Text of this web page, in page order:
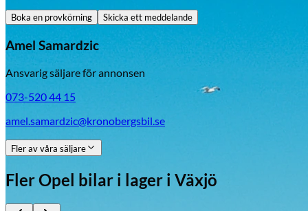
MopedbilPickupTransportbilPersonbil
Visa alla fordon
Boka en provkörning Skicka ett meddelande
Amel Samardzic
Ansvarig säljare för annonsen
073-520 44 15
amel.samardzic@kronobergsbil.se
Fler av våra säljare
FlerOpel bilar i lager i Växjö